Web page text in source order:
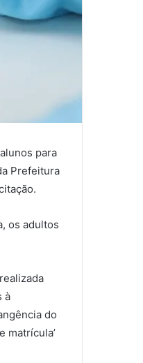
para
Prefeitura
os adultos
à
do
matrícula’